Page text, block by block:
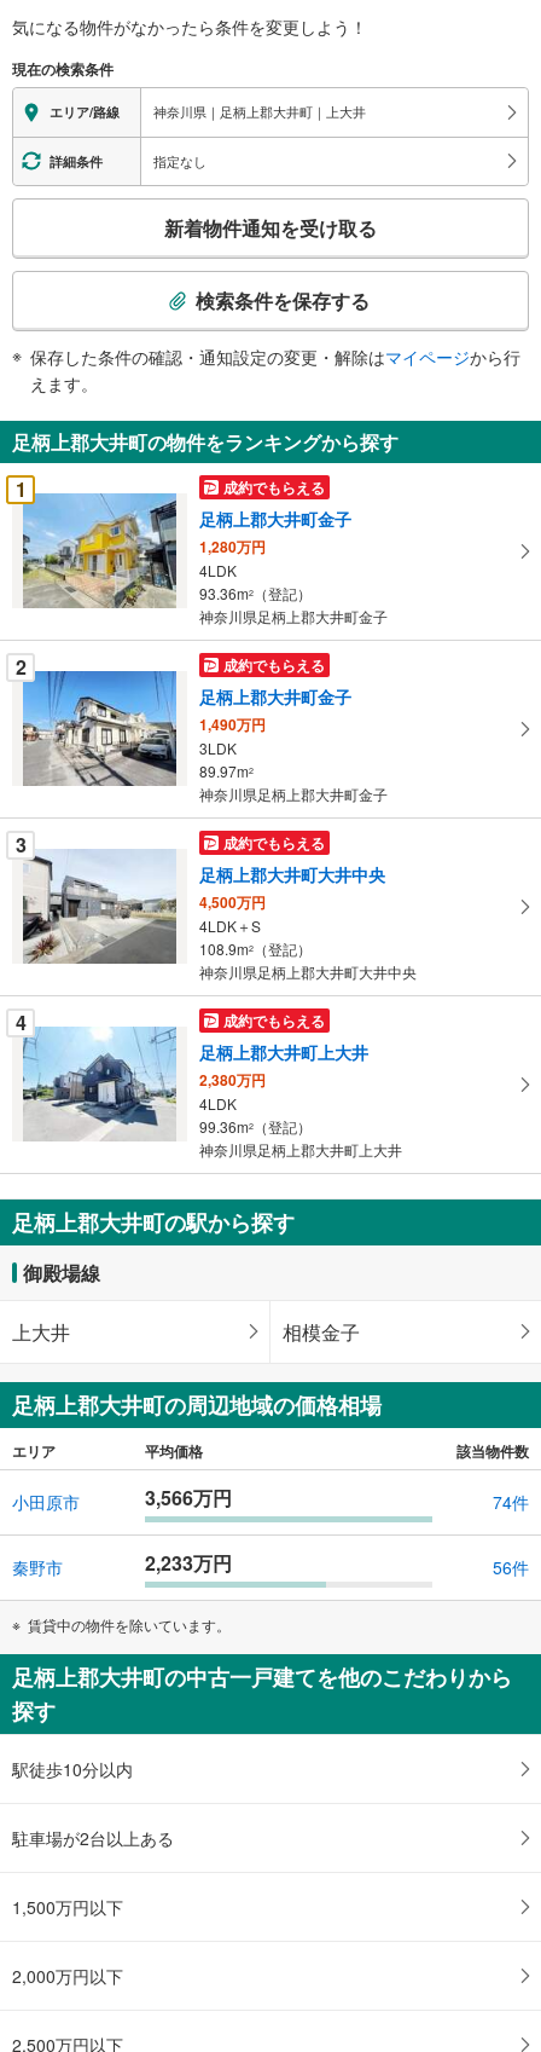
気になる物件がなかったら条件を変更しよう！
現在の検索条件
エリア/路線 神奈川県｜足柄上郡大井町｜上大井
詳細条件 指定なし
検
知
を
受
け
取
る
・
条
件
を
マ
イ
ペ
に
保
存
す
る
新着物件通知を受け取る
検索条件を保存する
保存した条件の確認・通知設定の変更・解除はマイページから行
えます。
足柄上郡大井町の物件をランキングから探す
1
成約でもらえる
足柄上郡大井町金子
1,280万円
4LDK
93.36m2
（登記）
神奈川県足柄上郡大井町金子
2 成約でもらえる
足柄上郡大井町金子
1,490万円
3LDK
89.97m2
神奈川県足柄上郡大井町金子
3 成約でもらえる
足柄上郡大井町大井中央
4,500万円
4LDK＋S
108.9m2
（登記）
神奈川県足柄上郡大井町大井中央
4 成約でもらえる
足柄上郡大井町上大井
2,380万円
4LDK
99.36m2
（登記）
神奈川県足柄上郡大井町上大井
足柄上郡大井町の駅から探す
御殿場線
上大井 相模金子
足柄上郡大井町の周辺地域の価格相場
エリア 平均価格 該当物件数
小田原市 3,566万円 74件
秦野市 2,233万円 56件
賃貸中の物件を除いています。
足柄上郡大井町の中古一戸建てを他のこだわりから
探す
駅徒歩10分以内
駐車場が2台以上ある
1,500万円以下
2,000万円以下
2,500万円以下